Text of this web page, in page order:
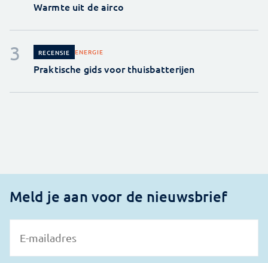
Warmte uit de airco
RECENSIE ENERGIE
Praktische gids voor thuisbatterijen
Meld je aan voor de nieuwsbrief